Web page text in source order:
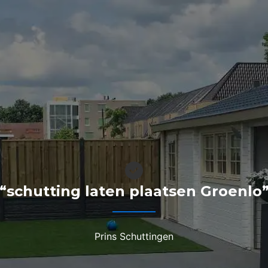
“schutting laten plaatsen
Prins Schuttingen